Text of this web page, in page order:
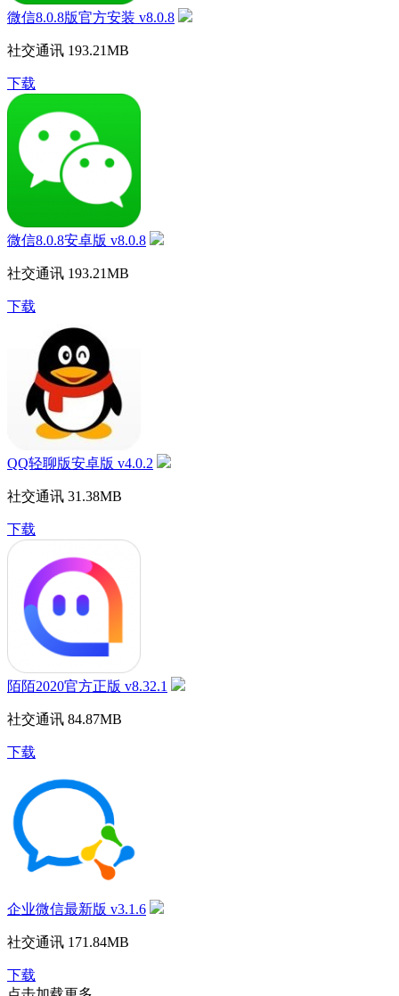
微信8.0.8版官方安装 v8.0.8
社交通讯 193.21MB
下载
微信8.0.8安卓版 v8.0.8
社交通讯 193.21MB
下载
QQ轻聊版安卓版 v4.0.2
社交通讯 31.38MB
下载
陌陌2020官方正版 v8.32.1
社交通讯 84.87MB
下载
企业微信最新版 v3.1.6
社交通讯 171.84MB
下载